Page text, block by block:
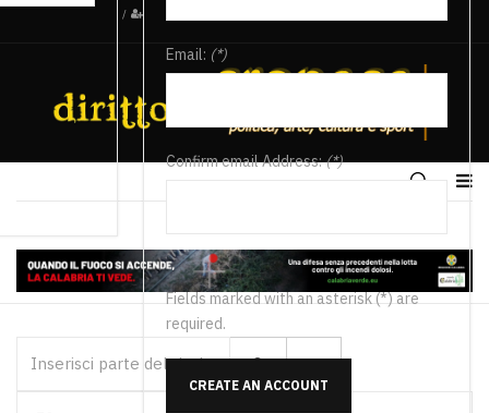
/
Email: (*)
Confirm email Address:(*)
Fields marked with an asterisk (*) are
required.
CREATE AN ACCOUNT